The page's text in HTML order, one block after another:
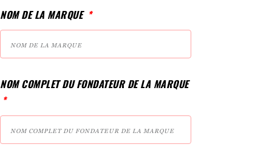
NOM DE LA MARQUE
NOM COMPLET DU FONDATEUR DE LA MARQUE